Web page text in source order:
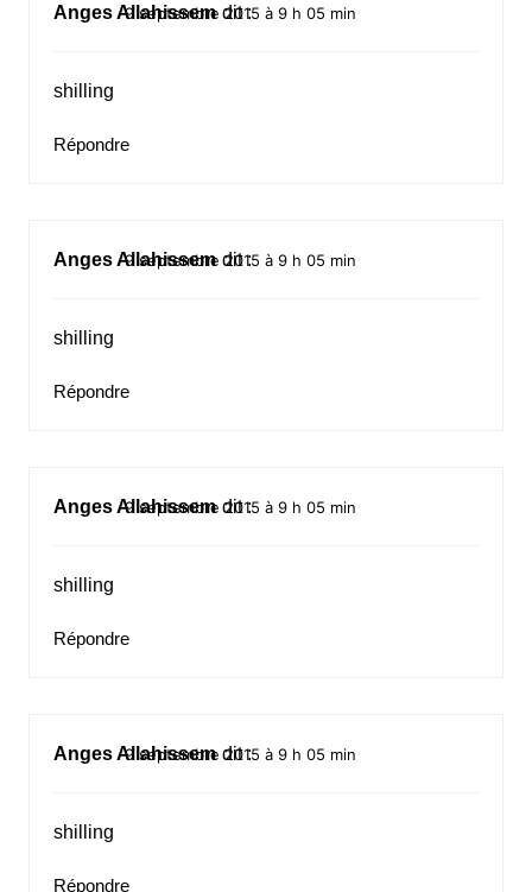
Anges Allahissem dit :
9 septembre 2015 à 9 h 05 min
shilling
Répondre
Anges Allahissem dit :
9 septembre 2015 à 9 h 05 min
shilling
Répondre
Anges Allahissem dit :
9 septembre 2015 à 9 h 05 min
shilling
Répondre
Anges Allahissem dit :
9 septembre 2015 à 9 h 05 min
shilling
Répondre